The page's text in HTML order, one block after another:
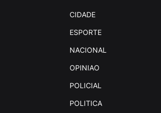
CIDADE
ESPORTE
NACIONAL
OPINIAO
POLICIAL
POLITICA